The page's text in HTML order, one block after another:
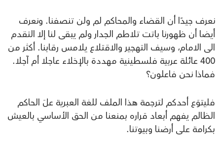
نعرف جيدًا أن القضاء والمحاكم لم ولن تنصفنا. ونعرف
أيضا أن ظهورنا باتت تلاطم الجدار ولم يبقى لنا إلا التقدم
الى الامام، وسيف التهجير والاقتلاع يلامس رقابنا. أكثر من
400 عائلة عربية فلسطينية مهددة بالإخلاء عاجلا أم آجلا.
فماذا نحن فاعلون؟
فليتوَع أحدكم لترجمة هذا الملف للغة العبرية علَ الحاكم
الظالم يفهم أبعاد قراره بمنعنا من الحق الأساسي بالعيش
بكرامة على أرضنا وبيوتنا.